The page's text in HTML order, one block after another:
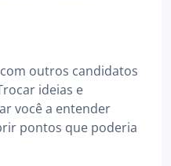
outros candidatos
ideias e
você a entender
pontos que poderia